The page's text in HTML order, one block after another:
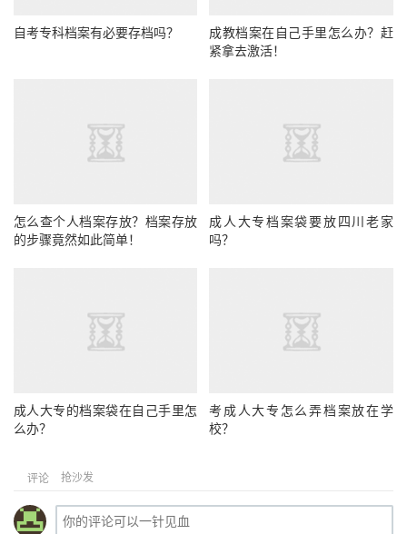
自考专科档案有必要存档吗？
成教档案在自己手里怎么办？赶
紧拿去激活！
怎么查个人档案存放？档案存放
的步骤竟然如此简单！
成人大专档案袋要放四川老家
吗？
成人大专的档案袋在自己手里怎
么办？
考成人大专怎么弄档案放在学
校？
评论 抢沙发